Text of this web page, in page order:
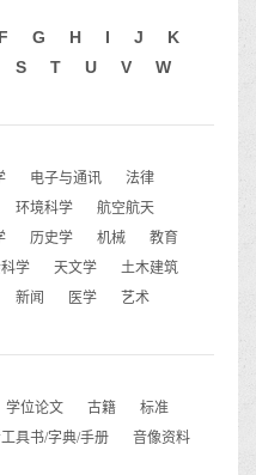
F G H I J
K
S T U V
W
电子与通讯
法律
环境科学
航空航天
历史学 机械
教育
学 天文学
土木建筑
新闻 医学
艺术
学位论文 古籍
标准
具书/字典/手册
音像资料